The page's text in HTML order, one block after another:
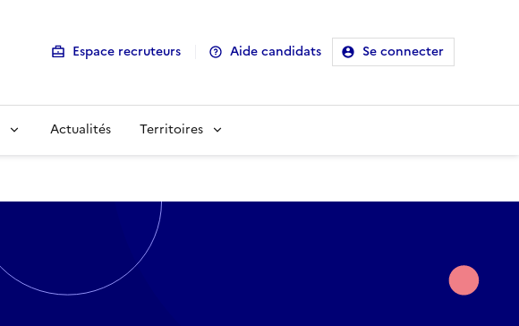
Espace recruteurs Aide candidats Se connecter
Actualités Territoires